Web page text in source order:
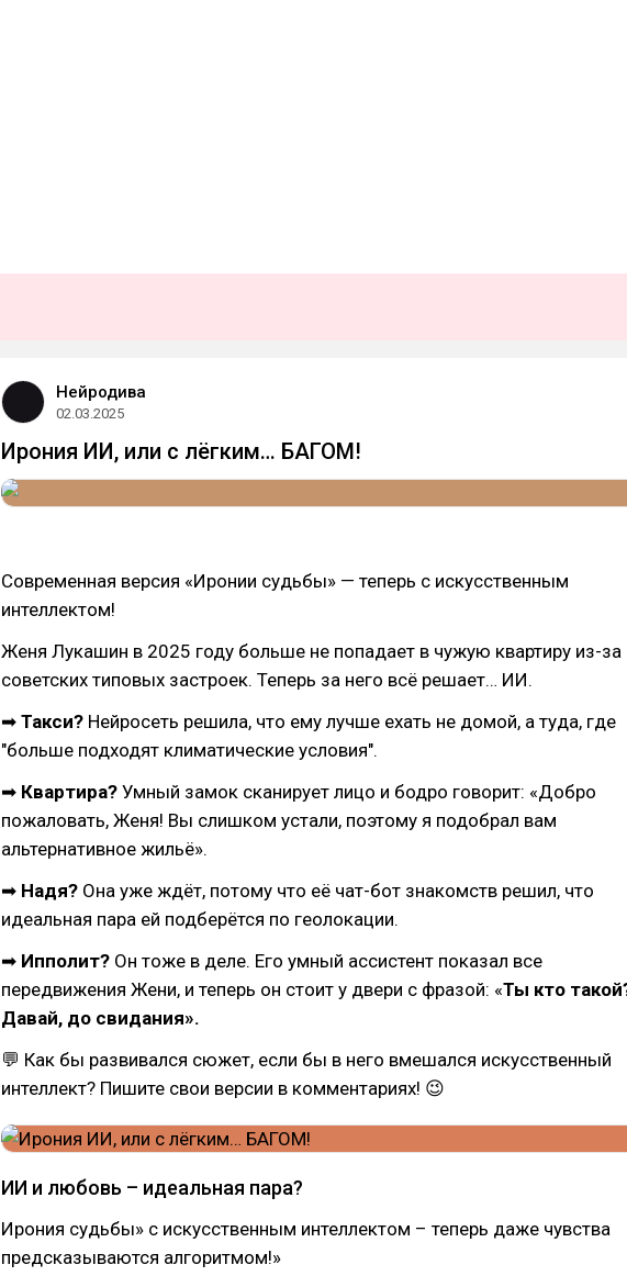
Нейродива
02.03.2025
Ирония ИИ, или с лёгким… БАГОМ!
Современная версия «Иронии судьбы» — теперь с искусственным
интеллектом!
Женя Лукашин в 2025 году больше не попадает в чужую квартиру из-за
советских типовых застроек. Теперь за него всё решает… ИИ.
➡ Такси? Нейросеть решила, что ему лучше ехать не домой, а туда, где
"больше подходят климатические условия".
➡ Квартира? Умный замок сканирует лицо и бодро говорит: «Добро
пожаловать, Женя! Вы слишком устали, поэтому я подобрал вам
альтернативное жильё».
➡ Надя? Она уже ждёт, потому что её чат-бот знакомств решил, что
идеальная пара ей подберётся по геолокации.
➡ Ипполит? Он тоже в деле. Его умный ассистент показал все
передвижения Жени, и теперь он стоит у двери с фразой: «Ты кто
Давай, до свидания».
💬 Как бы развивался сюжет, если бы в него вмешался искусственный
интеллект? Пишите свои версии в комментариях! 😉
ИИ и любовь – идеальная пара?
Ирония судьбы» с искусственным интеллектом – теперь даже чувства
предсказываются алгоритмом!»